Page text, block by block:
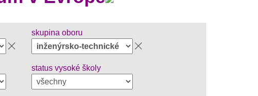
skupina oboru
status vysoké školy